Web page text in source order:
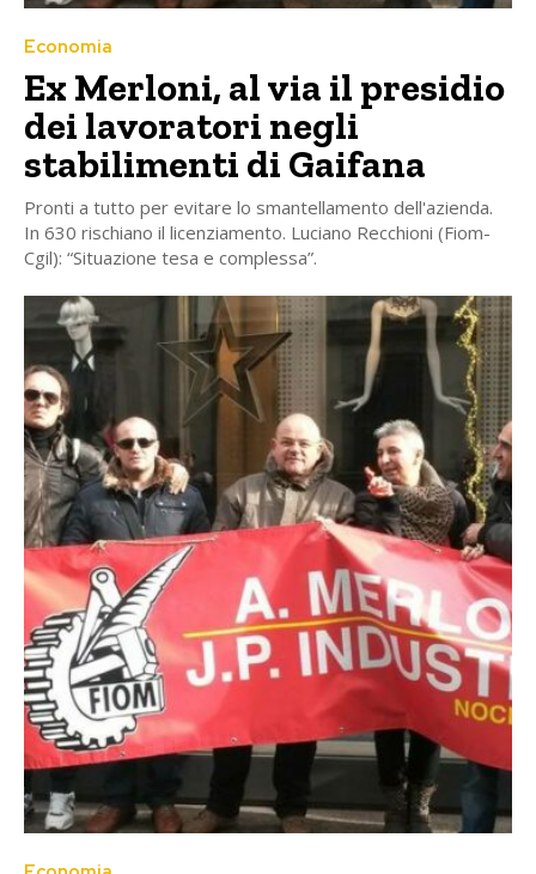
Economia
Ex Merloni, al via il presidio
dei lavoratori negli
stabilimenti di Gaifana
Pronti a tutto per evitare lo smantellamento dell'azienda.
In 630 rischiano il licenziamento. Luciano Recchioni (Fiom-
Cgil): “Situazione tesa e complessa”.